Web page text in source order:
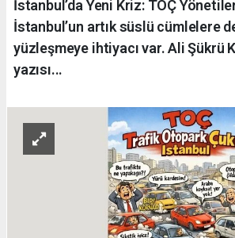
İstanbul’da Yeni Kriz: TOÇ
İstanbul’un artık süslü cümlelere
yüzleşmeye ihtiyacı var. Ali Şükrü
yazısı...